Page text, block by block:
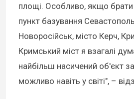
площі. Особливо, якщо брати
пункт базування
Новоросійськ, місто Керч,
Кримський міст я взагалі
найбільш насичений об'єкт
можливо навіть у світі", –